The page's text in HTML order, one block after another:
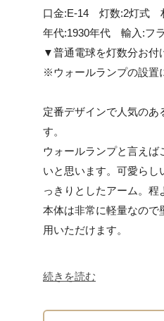
口金:E-14　灯数:2灯式　
年代:1930年代　輸入:フ
▼普通電球を灯数分お付
※ウォールランプの設置
定番デザインで人気の
す。
ウォールランプと言えば
いと思います。可愛らし
っきりとしたアーム。程
本体は非常に軽量なので
用いただけます。
続きを読む